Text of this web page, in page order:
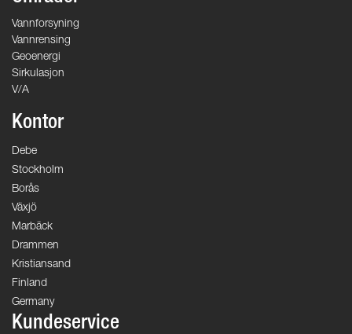
Vannforsyning
Vannrensing
Geoenergi
Sirkulasjon
V/A
Kontor
Debe
Stockholm
Borås
Växjö
Marbäck
Drammen
Kristiansand
Finland
Germany
Kundeservice